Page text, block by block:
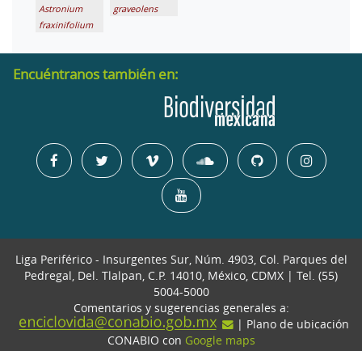
Astronium
fraxinifolium
graveolens
Encuéntranos también en:
Liga Periférico - Insurgentes Sur, Núm. 4903, Col. Parques del
Pedregal, Del. Tlalpan, C.P. 14010, México, CDMX | Tel. (55)
5004-5000
Comentarios y sugerencias generales a:
| Plano de ubicación
CONABIO con Google maps